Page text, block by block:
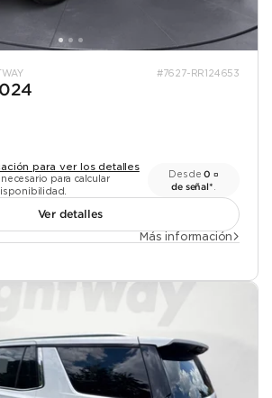
#7627-RR124653
para ver los detalles
para calcular
Desde0 ¤
de señal*
Ver detalles
Más información